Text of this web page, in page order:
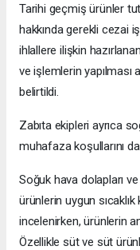
Tarihi geçmiş ürünler
hakkında gerekli cezai
ihlallere ilişkin
ve işlemlerin yapılması
belirtildi.
Zabıta ekipleri ayrıca
muhafaza koşullarını
Soğuk hava dolapları
ürünlerin uygun sıcaklık
incelenirken, ürünlerin
Özellikle süt ve süt